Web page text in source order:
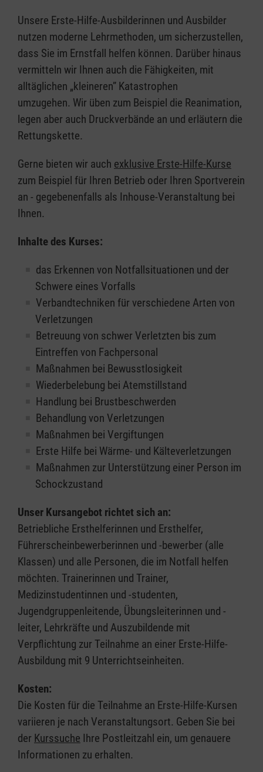
Unsere Erste-Hilfe-Ausbilderinnen und Ausbilder
nutzen moderne Lehrmethoden, um sicherzustellen,
dass Sie im Ernstfall helfen können. Darüber hinaus
vermitteln wir Ihnen auch die Fähigkeiten, mit
alltäglichen „kleineren” Katastrophen
umzugehen. Wir üben zum Beispiel die Reanimation,
legen aber auch Druckverbände an und erläutern die
Rettungskette.
Gerne bieten wir auch exklusive Erste-Hilfe-Kurse
zum Beispiel für Ihren Betrieb oder Ihren Sportverein
an - gegebenenfalls als Inhouse-Veranstaltung bei
Ihnen.
Inhalte des Kurses:
das Erkennen von Notfallsituationen und der
Schwere eines Vorfalls
Verbandtechniken für verschiedene Arten von
Verletzungen
Betreuung von schwer Verletzten bis zum
Eintreffen von Fachpersonal
Maßnahmen bei Bewusstlosigkeit
Wiederbelebung bei Atemstillstand
Handlung bei Brustbeschwerden
Behandlung von Verletzungen
Maßnahmen bei Vergiftungen
Erste Hilfe bei Wärme- und Kälteverletzungen
Maßnahmen zur Unterstützung einer Person im
Schockzustand
Unser Kursangebot richtet sich an:
Betriebliche Ersthelferinnen und Ersthelfer,
Führerscheinbewerberinnen und -bewerber (alle
Klassen) und alle Personen, die im Notfall helfen
möchten. Trainerinnen und Trainer,
Medizinstudentinnen und -studenten,
Jugendgruppenleitende, Übungsleiterinnen und -
leiter, Lehrkräfte und Auszubildende mit
Verpflichtung zur Teilnahme an einer Erste-Hilfe-
Ausbildung mit 9 Unterrichtseinheiten.
Kosten:
Die Kosten für die Teilnahme an Erste-Hilfe-Kursen
variieren je nach Veranstaltungsort. Geben Sie bei
der Kurssuche Ihre Postleitzahl ein, um genauere
Informationen zu erhalten.